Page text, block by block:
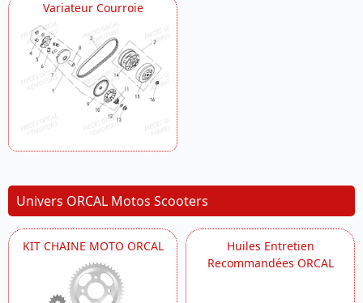
Variateur Courroie
Univers ORCAL Motos Scooters
KIT CHAINE MOTO ORCAL
Huiles Entretien
Recommandées ORCAL